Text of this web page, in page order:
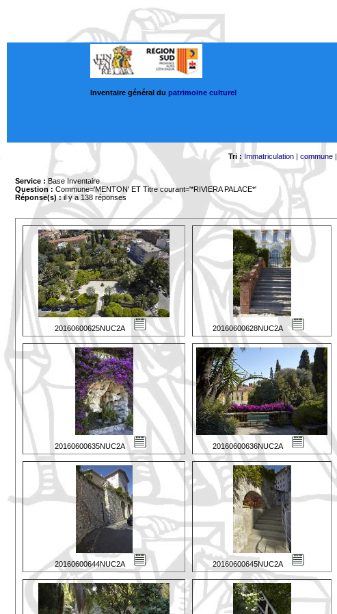
Inventaire général du patrimoine culturel
Tri : Immatriculation| commune|
Service : Base Inventaire
Question : Commune='MENTON' ET Titre courant='*RIVIERA PALACE*'
Réponse(s) :il y a 138 réponses
20160600625NUC2A 20160600628NUC2A
20160600635NUC2A 20160600636NUC2A
20160600644NUC2A 20160600645NUC2A